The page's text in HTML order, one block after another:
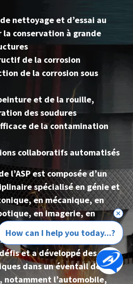
nettoyage et d’essai au
la conservation à grande
de la corrosion
de la corrosion sous
et de la rouille,
des soudures
de la contamination
collaboratifs automatisés
l’ASP est composée d’un
spécialisé en génie et
en mécanique, en
en imagerie, en
artificielle et en
L’équipe s’épanouit
et a développé des
dans un éventail de
l’automobile,
How can I help you today...?